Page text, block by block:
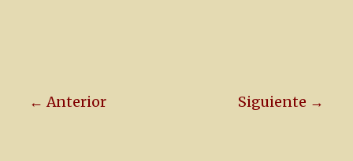
← Anterior Siguiente →